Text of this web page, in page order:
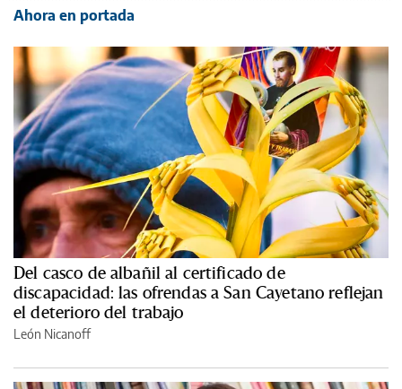
Ahora en portada
Del casco de albañil al certificado de
discapacidad: las ofrendas a San Cayetano reflejan
el deterioro del trabajo
León Nicanoff